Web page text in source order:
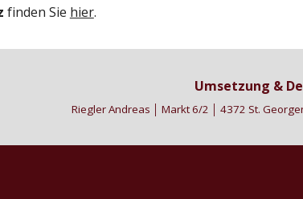
finden Sie hier.
Umsetzung &
Riegler Andreas │ Markt 6/2 │ 4372 St.